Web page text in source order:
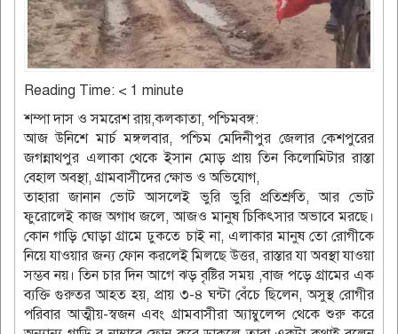
Reading Time: < 1 minute
শম্পা দাস ও সমরেশ রায়,কলকাতা, পশ্চিমবঙ্গ:
আজ উনিশে মার্চ মঙ্গলবার, পশ্চিম মেদিনীপুর জেলার কেশপুরের
জগন্নাথপুর এলাকা থেকে ইসান মোড় প্রায় তিন কিলোমিটার রাস্তা
বেহাল অবস্থা, গ্রামবাসীদের ক্ষোভ ও অভিযোগ,
তাহারা জানান ভোট আসলেই ভুরি ভুরি প্রতিশ্রুতি, আর ভোট
ফুরোলেই কাজ অগাধ জলে, আজও মানুষ চিকিৎসার অভাবে মরছে।
কোন গাড়ি ঘোড়া গ্রামে ঢুকতে চাই না, এলাকার মানুষ তো রোগীকে
নিয়ে যাওয়ার জন্য ফোন করলেই মিলছে উত্তর, রাস্তার যা অবস্থা যাওয়া
সম্ভব নয়। তিন চার দিন আগে ঝড় বৃষ্টির সময় ,বাজ পড়ে গ্রামের এক
ব্যক্তি গুরুতর আহত হয়, প্রায় ৩-৪ ঘন্টা বেঁচে ছিলেন, অসুস্থ রোগীর
পরিবার আত্মীয়-স্বজন এবং গ্রামবাসীরা অ্যাম্বুলেন্স থেকে শুরু করে